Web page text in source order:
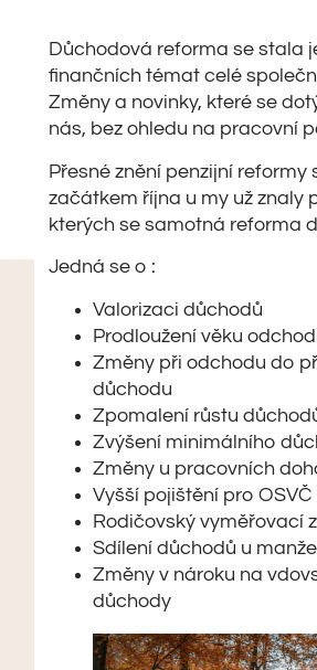
Důchodová reforma se stala
finančních témat celé
Změny a novinky, které se
nás, bez ohledu na pracovní
Přesné znění penzijní reformy
začátkem října u my už znaly
kterých se samotná reforma
Jedná se o :
Valorizaci důchodů
Prodloužení věku
Změny při odchodu do
důchodu
Zpomalení růstu
Zvýšení minimálního
Změny u pracovních
Vyšší pojištění pro OSVČ
Rodičovský vyměřovací
Sdílení důchodů u
Změny v nároku na
důchody